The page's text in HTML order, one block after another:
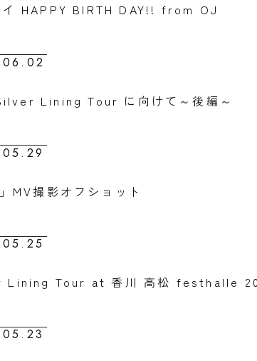
イ HAPPY BIRTH DAY!! from OJ
Lining Tour に向けて～後編～
MV撮影オフショット
Lining Tour at 香川 高松 festhalle